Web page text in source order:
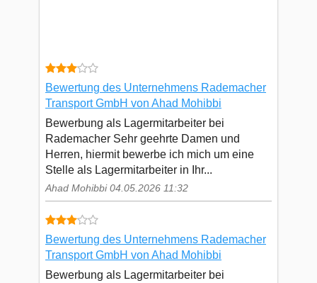
Bewertung des Unternehmens Rademacher
Transport GmbH von Ahad Mohibbi
Bewerbung als Lagermitarbeiter bei
Rademacher Sehr geehrte Damen und
Herren, hiermit bewerbe ich mich um eine
Stelle als Lagermitarbeiter in Ihr...
Ahad Mohibbi 04.05.2026 11:32
Bewertung des Unternehmens Rademacher
Transport GmbH von Ahad Mohibbi
Bewerbung als Lagermitarbeiter bei